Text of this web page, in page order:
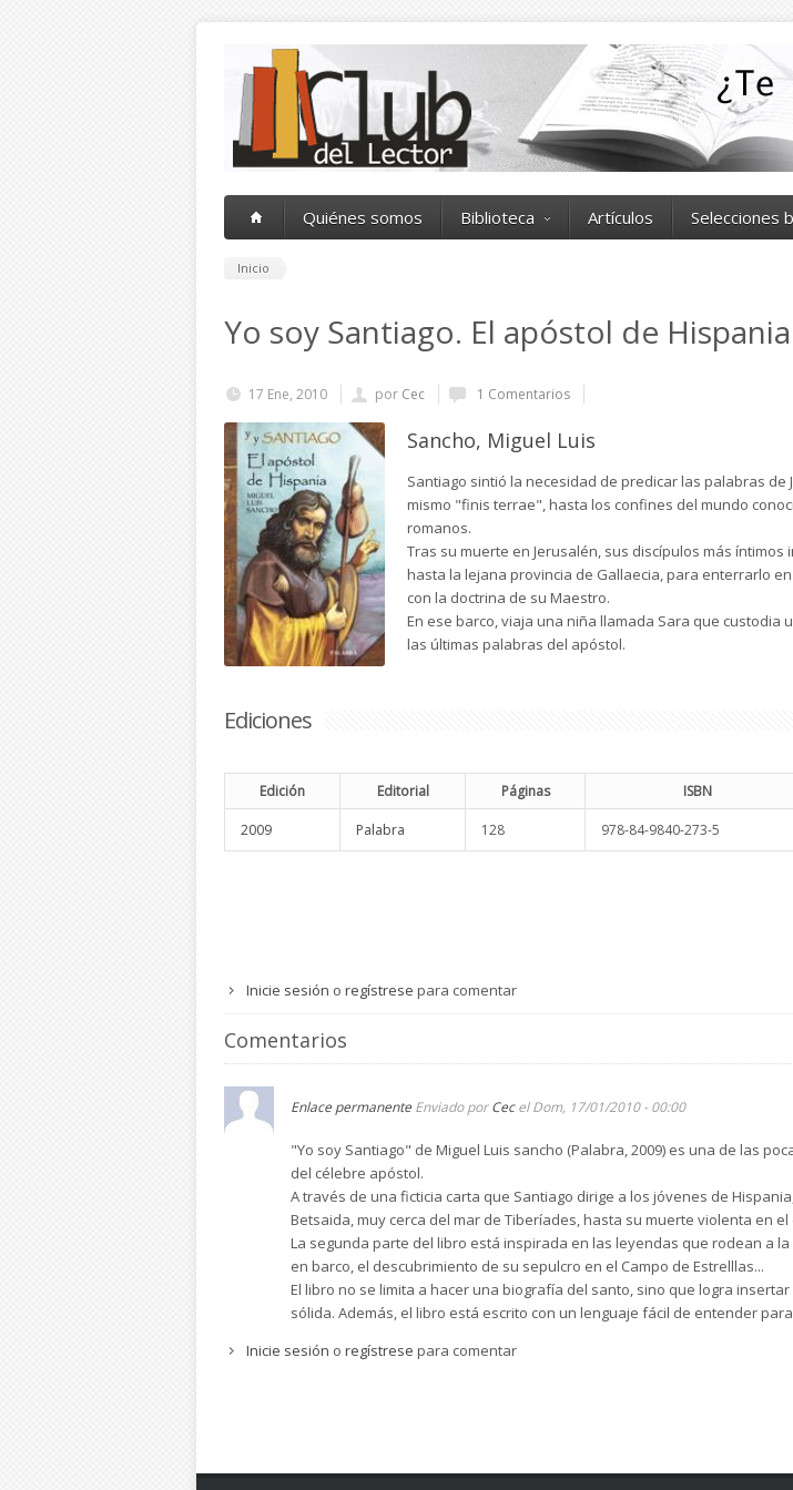
Quiénes somos Biblioteca Artículos Selecciones
Inicio
Yo soy Santiago. El apóstol de Hispania
17 Ene, 2010 por Cec 1 Comentarios
Sancho, Miguel Luis
Santiago sintió la necesidad de predicar las palabras de
mismo "finis terrae", hasta los confines del mundo
romanos.
Tras su muerte en Jerusalén, sus discípulos más
hasta la lejana provincia de Gallaecia, para enterrarlo
con la doctrina de su Maestro.
En ese barco, viaja una niña llamada Sara que custodia
las últimas palabras del apóstol.
Ediciones
Edición Editorial Páginas ISBN
2009 Palabra 128 978-84-9840-273-5
Inicie sesión o regístrese para comentar
Comentarios
Enlace permanente Enviado porCecel Dom, 17/01/2010 - 00:00
"Yo soy Santiago" de Miguel Luis sancho (Palabra, 2009) es una de las
del célebre apóstol.
A través de una ficticia carta que Santiago dirige a los jóvenes de
Betsaida, muy cerca del mar de Tiberíades, hasta su muerte violenta en el
La segunda parte del libro está inspirada en las leyendas que rodean a
en barco, el descubrimiento de su sepulcro en el Campo de Estrelllas...
El libro no se limita a hacer una biografía del santo, sino que logra
sólida. Además, el libro está escrito con un lenguaje fácil de entender
Inicie sesión o regístrese para comentar